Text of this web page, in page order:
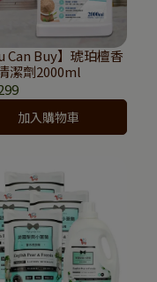
Can Buy】琥珀檀香
潔劑2000ml
加入購物車